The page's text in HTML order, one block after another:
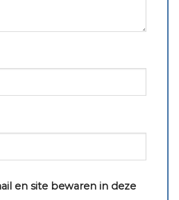
en site bewaren in deze